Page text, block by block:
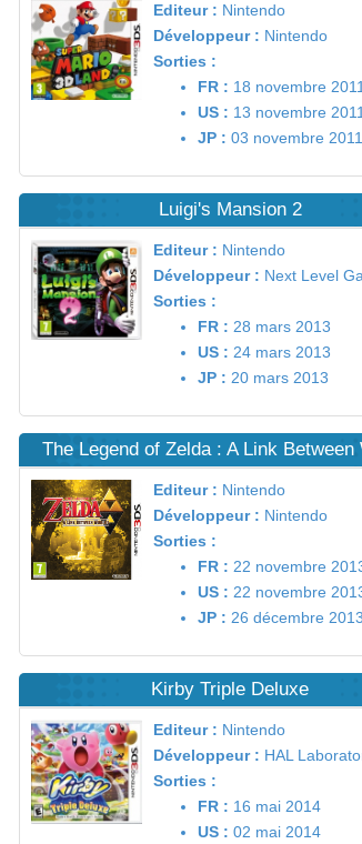
Editeur : Nintendo
Développeur : Nintendo
Sorties :
FR : 18 novembre 2011
US : 13 novembre 2011
JP : 03 novembre 2011
Luigi's Mansion 2
Editeur : Nintendo
Développeur : Next Level
Sorties :
FR : 28 mars 2013
US : 24 mars 2013
JP : 20 mars 2013
The Legend of Zelda : A Link Between
Editeur : Nintendo
Développeur : Nintendo
Sorties :
FR : 22 novembre
US : 22 novembre
JP : 26 décembre 2013
Kirby Triple Deluxe
Editeur : Nintendo
Développeur : HAL
Sorties :
FR : 16 mai 2014
US : 02 mai 2014